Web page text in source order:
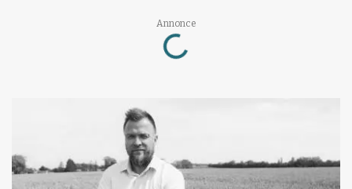
Annonce
Loading...